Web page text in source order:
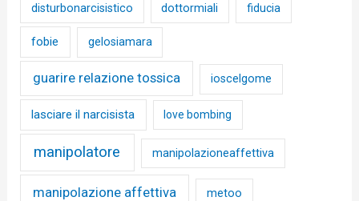
disturbonarcisistico dottormiali fiducia
fobie gelosiamara
guarire relazione tossica ioscelgome
lasciare il narcisista love bombing
manipolatore manipolazioneaffettiva
manipolazione affettiva metoo